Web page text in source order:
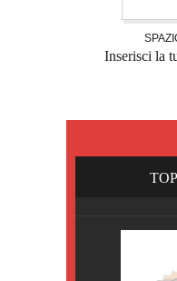
Inserisci la